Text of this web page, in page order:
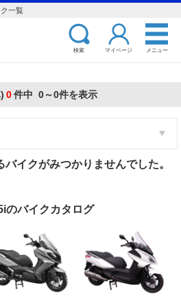
一覧
検索 マイページ メニュー
0件中 0～0件を表示
イクがみつかりませんでした。
のバイクカタログ